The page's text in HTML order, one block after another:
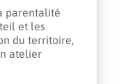
parentalité
et les
du territoire,
atelier